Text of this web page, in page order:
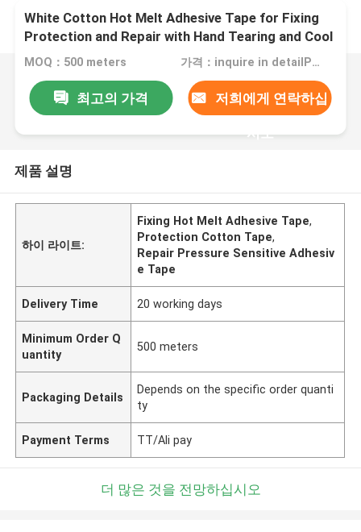
White Cotton Hot Melt Adhesive Tape for Fixing
Protection and Repair with Hand Tearing and Cool
Dry Storage
MOQ：500 meters 가격：inquire in detailPlease contact us for quotation
최고의 가격 저희에게 연락하십
시오
제품 설명
하이 라이트:
Fixing Hot Melt Adhesive Tape,
Protection Cotton Tape,
Repair Pressure Sensitive Adhesiv
e Tape
Delivery Time 20 working days
Minimum Order Q
uantity
500 meters
Packaging Details
Depends on the specific order quanti
ty
Payment Terms TT/Ali pay
더 많은 것을 전망하십시오